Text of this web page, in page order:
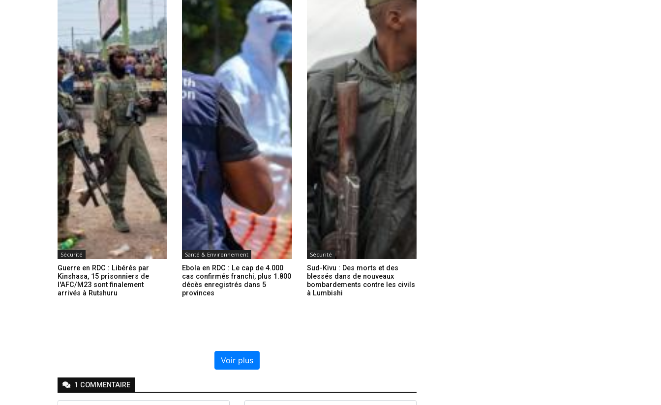
Sécurité
Guerre en RDC : Libérés par
Kinshasa, 15 prisonniers de
l'AFC/M23 sont finalement
arrivés à Rutshuru
Santé & Environnement
Ebola en RDC : Le cap de 4.000
cas confirmés franchi, plus 1.800
décès enregistrés dans 5
provinces
Sécurité
Sud-Kivu : Des morts et des
blessés dans de nouveaux
bombardements contre les civils
à Lumbishi
Voir plus
1 COMMENTAIRE